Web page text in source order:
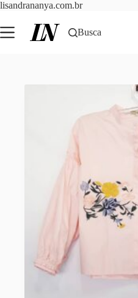
lisandrananya.com.brPular
o
conteúdo
Busca